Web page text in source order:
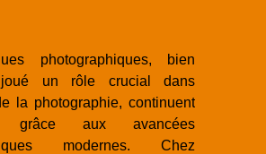
photographiques, bien
joué un rôle crucial dans
la photographie, continuent
grâce aux avancées
modernes. Chez